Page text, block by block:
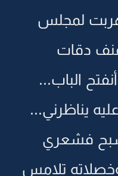
لمجلس
دقات
الباب...
يناظرني...
فشعري
تلامس